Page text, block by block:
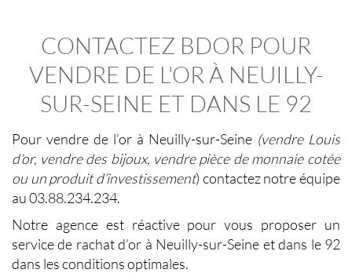
CONTACTEZ BDOR POUR
VENDRE DE L'OR À NEUILLY-
SUR-SEINE ET DANS LE 92
Pour vendre de l’or à Neuilly-sur-Seine (vendre Louis
d’or, vendre des bijoux, vendre pièce de monnaie cotée
ou un produit d’investissement) contactez notre équipe
au 03.88.234.234.
Notre agence est réactive pour vous proposer un
service de rachat d’or à Neuilly-sur-Seine et dans le 92
dans les conditions optimales.